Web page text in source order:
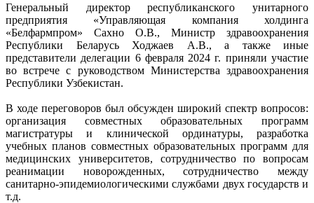
Генеральный директор республиканского унитарного
предприятия «Управляющая компания холдинга
«Белфармпром» Сахно О.В., Министр здравоохранения
Республики Беларусь Ходжаев А.В., а также иные
представители делегации 6 февраля 2024 г. приняли участие
во встрече с руководством Министерства здравоохранения
Республики Узбекистан.
В ходе переговоров был обсужден широкий спектр вопросов:
организация совместных образовательных программ
магистратуры и клинической ординатуры, разработка
учебных планов совместных образовательных программ для
медицинских университетов, сотрудничество по вопросам
реанимации новорожденных, сотрудничество между
санитарно-эпидемиологическими службами двух государств и
т.д.